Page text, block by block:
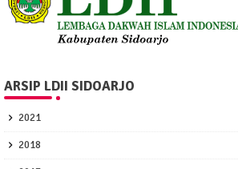
ARSIP LDII SIDOARJO
2021
2018